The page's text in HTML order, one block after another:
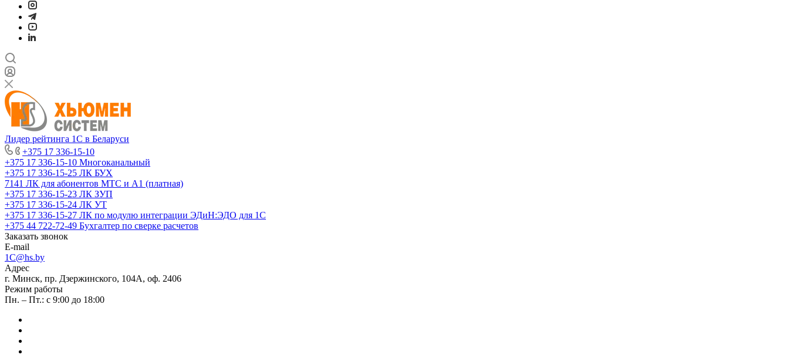
Лидер рейтинга 1С в Беларуси
+375 17 336-15-10
+375 17 336-15-10 Многоканальный
+375 17 336-15-25 ЛК БУХ
7141 ЛК для абонентов МТС и А1 (платная)
+375 17 336-15-23 ЛК ЗУП
+375 17 336-15-24 ЛК УТ
+375 17 336-15-27 ЛК по модулю интеграции ЭДиН:ЭДО для 1С
+375 44 722-72-49 Бухгалтер по сверке расчетов
Заказать звонок
E-mail
1C@hs.by
Адрес
г. Минск, пр. Дзержинского, 104А, оф. 2406
Режим работы
Пн. – Пт.: с 9:00 до 18:00